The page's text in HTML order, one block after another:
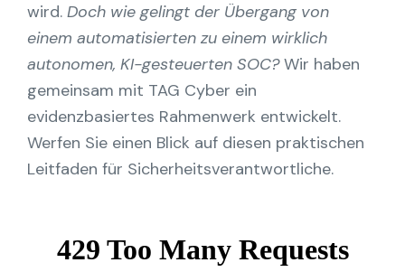
Ressourcen
Über
Partner
Kontakt
wird. Doch wie gelingt der Übergang von
einem automatisierten zu einem wirklich
autonomen, KI-gesteuerten SOC?Wir haben
gemeinsam mit TAG Cyber ein
evidenzbasiertes Rahmenwerk entwickelt.
Werfen Sie einen Blick auf diesen praktischen
Leitfaden für Sicherheitsverantwortliche.